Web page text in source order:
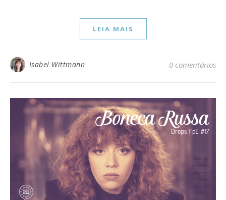
LEIA MAIS
Isabel Wittmann 0 comentários